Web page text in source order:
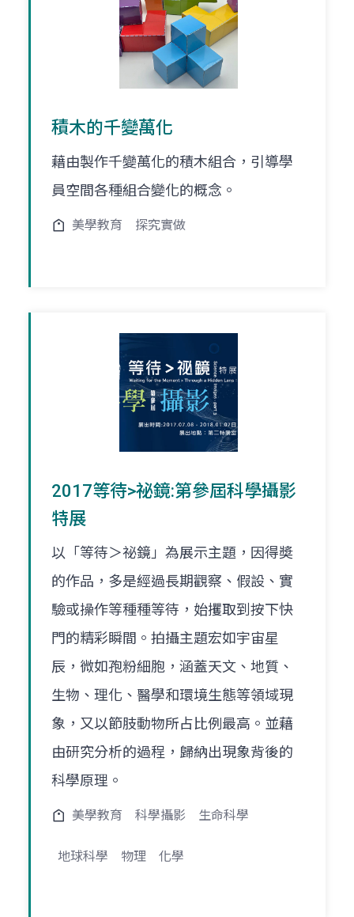
積木的千變萬化
藉由製作千變萬化的積木組合，引導學
員空間各種組合變化的概念。
美學教育 探究實做
2017等待>祕鏡:第參屆科學攝影
特展
以「等待＞祕鏡」為展示主題，因得奬
的作品，多是經過長期觀察、假設、實
驗或操作等種種等待，始攫取到按下快
門的精彩瞬間。拍攝主題宏如宇宙星
辰，微如孢粉細胞，涵蓋天文、地質、
生物、理化、醫學和環境生態等領域現
象，又以節肢動物所占比例最高。並藉
由研究分析的過程，歸納出現象背後的
科學原理。
美學教育 科學攝影 生命科學
地球科學 物理 化學